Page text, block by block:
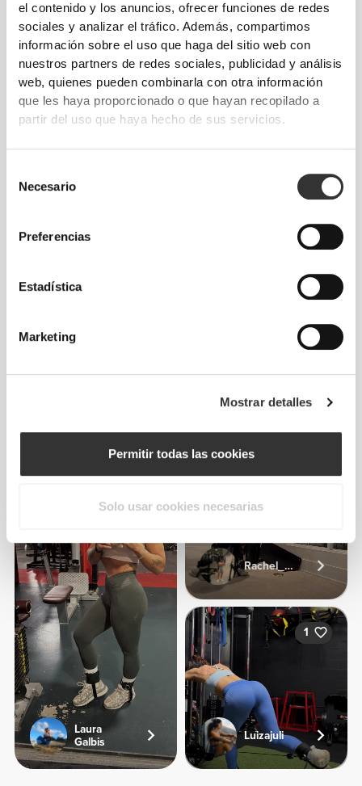
el contenido y los anuncios, ofrecer funciones de redes
sociales y analizar el tráfico. Además, compartimos
información sobre el uso que haga del sitio web con
nuestros partners de redes sociales, publicidad y análisis
web, quienes pueden combinarla con otra información
que les haya proporcionado o que hayan recopilado a
partir del uso que haya hecho de sus servicios.
Necesario
Preferencias
Estadística
Marketing
Mostrar detalles
Permitir todas las cookies
Solo usar cookies necesarias
4.9(34 valoraciones)
De nuestra comunidad Ver todo
2
Laura
Galbis
Rachel_sj92
1
Luizajuli